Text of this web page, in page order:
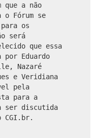
que a não
o Fórum se
os
será
que essa
por Eduardo
Nazaré
e Veridiana
pela
para a
ser discutida
CGI.br.